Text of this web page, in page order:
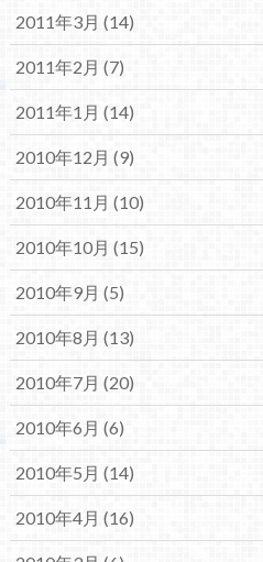
2011年3月 (14)
2011年2月 (7)
2011年1月 (14)
2010年12月 (9)
2010年11月 (10)
2010年10月 (15)
2010年9月 (5)
2010年8月 (13)
2010年7月 (20)
2010年6月 (6)
2010年5月 (14)
2010年4月 (16)